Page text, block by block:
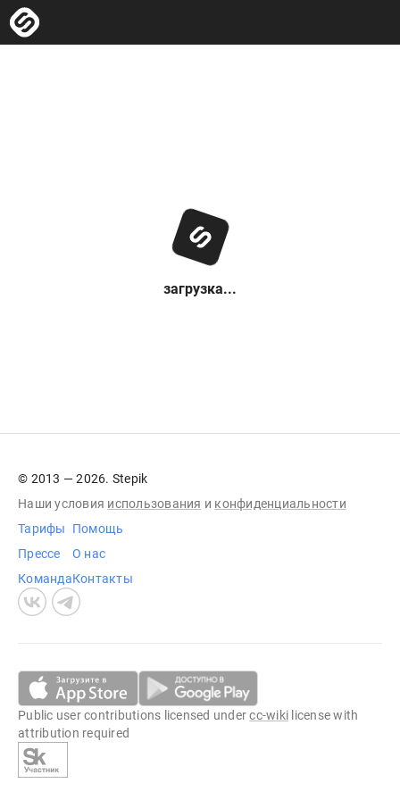
загрузка...
© 2013 — 2026. Stepik
Наши условия использования и конфиденциальности
Тарифы
Прессе
Команда
Помощь
О нас
Контакты
Public user contributions licensed undercc-wiki license with
attribution required